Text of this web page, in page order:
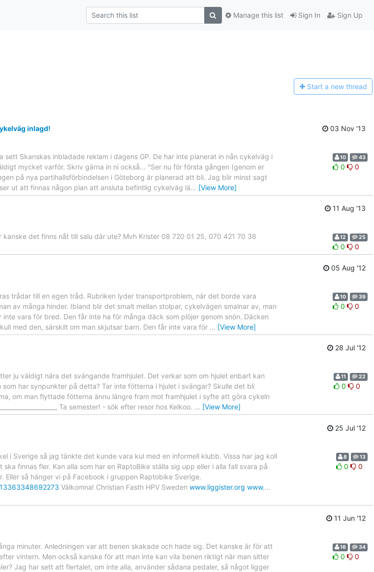
Sign In Sign Up
Manage this list
Start a new thread
inlagd!
03 Nov '13
Skanskas inbladade reklam i dagens GP. De har inte planerat in nån cykelväg i
mycket varför. Skriv gärna in ni också... "Ser nu för första gången (genom er
på nya partihallsförbindelsen i Göteborg är planerad att bli. Jag blir minst sagt
ut att finnas någon plan att ansluta befintlig cykelväg lä… [View More]
10 43
0 0
11 Aug '13
kanske det finns nåt till salu där ute? Mvh Krister 08 720 01 25, 070 421 70 36 12 25
0 0
05 Aug '12
trådar till en egen tråd. Rubriken lyder transportproblem, när det borde vara
av många hinder. Ibland blir det smalt mellan stolpar, cykelvägen smalnar av, man
vara för bred. Den får inte ha för många däck som plöjer genom snön. Däcken
med den, särskilt om man skjutsar barn. Den får inte vara för … [View More]
10 39
0 0
28 Jul '12
ju väldigt nära det svängande framhjulet. Det verkar som om hjulet enbart kan
har synpunkter på detta? Tar inte fötterna i hjulet i svängar? Skulle det bli
om man flyttade fötterna ännu längre fram mot framhjulet i syfte att göra cykeln
Ta semester! - sök efter resor hos Kelkoo. … [View More]
11 22
0 0
25 Jul '12
i Sverige så jag tänkte det kunde vara kul med en informell klubb. Vissa har jag koll
finnas fler. Kan alla som har en RaptoBike ställa sig upp eller i alla fall svara på
Eller så hänger vi på Facebook i gruppen Raptobike Sverige.
Välkomna! Christian Fasth HPV Sweden www.liggister.org www.…
8 13
0 0
11 Jun '12
minuter. Anledningen var att benen skakade och hade sig. Det kanske är för att
vintern. Men också kanske för att man inte kan vila benen riktigt när man sitter
Jag har sett att flertalet, om inte alla, använder sådana pedaler, så något ligger
16 34
0 0